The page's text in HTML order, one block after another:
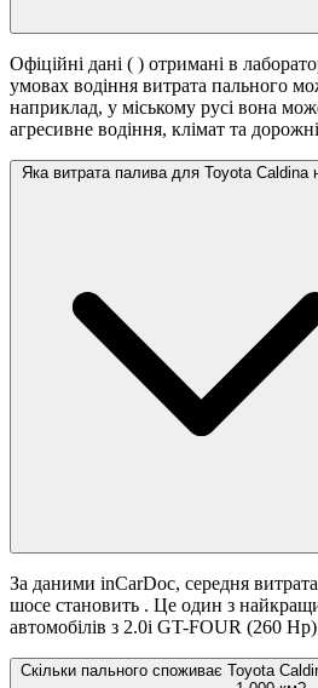
Офіційні дані ( ) отримані в
умовах водіння витрата пального
наприклад, у міському русі вона
агресивне водіння, клімат та
Яка витрата палива для Toyota Caldina
За даними inCarDoc, середня
шосе становить . Це один з
автомобілів з 2.0i GT-FOUR (260
Скільки пального споживає Toyota